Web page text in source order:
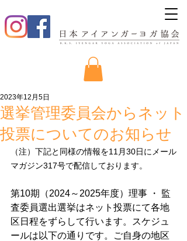
選挙管理委員会からネット
投票についてのお知らせ
2023年12月5日
（注）下記と同様の情報を11月30日にメール
マガジン317号で配信しております。
第10期（2024～2025年度）理事 ・ 監
査委員選出選挙はネット投票にて各地
区日程をずらして行います。スケジュ
ールは以下の通りです。ご自身の地区